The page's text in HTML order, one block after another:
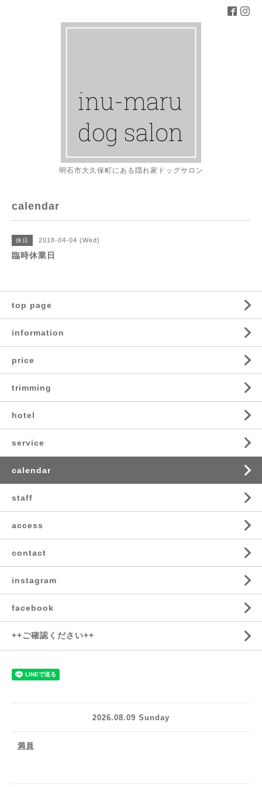
明石市大久保町にある隠れ家ドッグサロン
calendar
休日 2018-04-04 (Wed)
臨時休業日
top page
information
price
trimming
hotel
service
calendar
staff
access
contact
instagram
facebook
++ご確認ください++
2026.08.09 Sunday
満員